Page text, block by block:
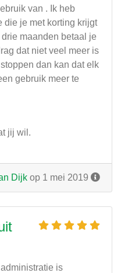
van . Ik heb
die je met korting krijgt
maanden betaal je
dat niet veel meer is
dan kan dat elk
gebruik meer te
jij wil.
Dijk op 1 mei 2019
is